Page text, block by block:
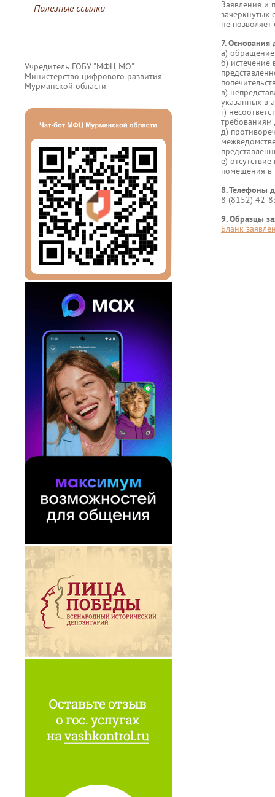
Полезные ссылки
Учредитель ГОБУ "МФЦ МО"
Министерство цифрового развития
Мурманской области
Заявления и
зачеркнутых
не
7. Основания
а) обращение
б) истечение
в)
указанных в
г)
требованиям
д)
е)
помещения в
8. Телефоны
8 (8152) 42-
9. Образцы
Бланк